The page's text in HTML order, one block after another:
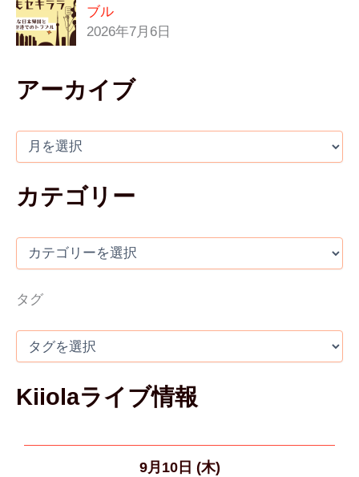
ブル
2026年7月6日
アーカイブ
カテゴリー
タグ
Kiiolaライブ情報
9月10日 (木)